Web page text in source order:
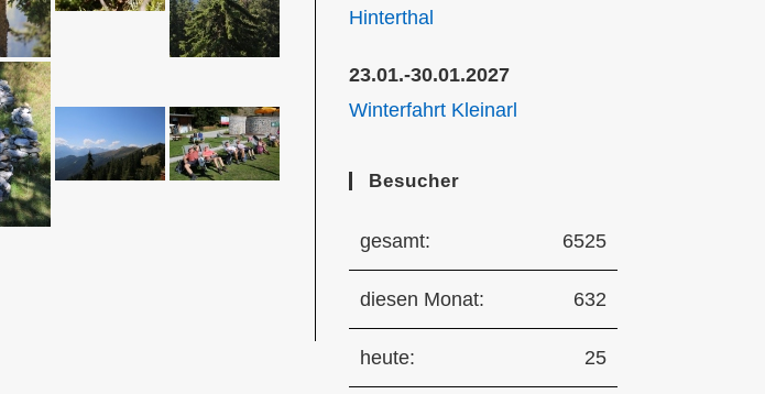
Hinterthal
23.01.-30.01.2027
Winterfahrt Kleinarl
Besucher
gesamt: 6525
diesen Monat: 632
heute: 25